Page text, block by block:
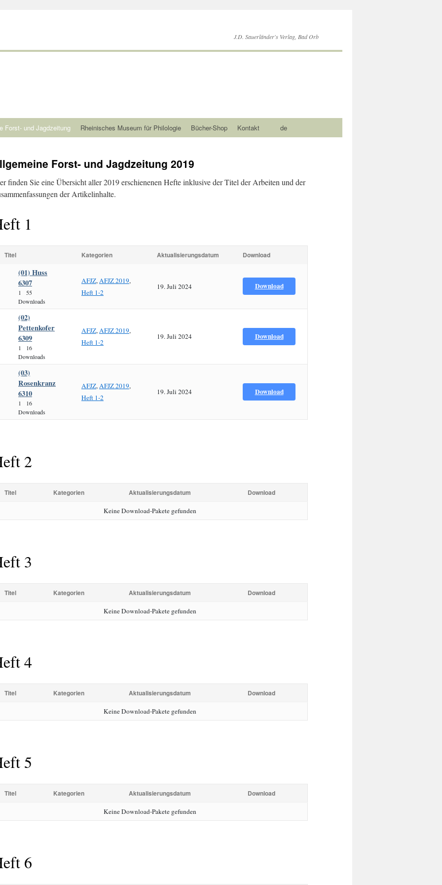
J.D. Sauerländer's Verlag, Bad Orb
Forst- und Jagdzeitung Rheinisches Museum für Philologie Bücher-Shop Kontakt de
Forst- und Jagdzeitung 2019
finden Sie eine Übersicht aller 2019 erschienenen Hefte inklusive der Titel der Arbeiten und der
der Artikelinhalte.
1
Titel Kategorien Aktualisierungsdatum Download
(01) Huss
6307
1
55
Downloads
AFJZ,AFJZ 2019,
Heft 1-2
19. Juli 2024 Download
(02)
Pettenkofer
6309
1
16
Downloads
AFJZ,AFJZ 2019,
Heft 1-2
19. Juli 2024 Download
(03)
Rosenkranz
6310
1
16
Downloads
AFJZ,AFJZ 2019,
Heft 1-2
19. Juli 2024 Download
2
Titel Kategorien Aktualisierungsdatum Download
Keine Download-Pakete gefunden
3
Titel Kategorien Aktualisierungsdatum Download
Keine Download-Pakete gefunden
4
Titel Kategorien Aktualisierungsdatum Download
Keine Download-Pakete gefunden
5
Titel Kategorien Aktualisierungsdatum Download
Keine Download-Pakete gefunden
6